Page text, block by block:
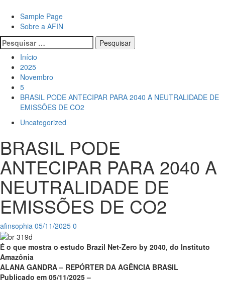
para
conteúdo
Primary
Menu
Sample Page
Sobre a AFIN
Pesquisar
por:
Início
2025
Novembro
5
BRASIL PODE ANTECIPAR PARA 2040 A NEUTRALIDADE DE
EMISSÕES DE CO2
Uncategorized
BRASIL PODE
ANTECIPAR PARA 2040 A
NEUTRALIDADE DE
EMISSÕES DE CO2
afinsophia 05/11/2025 0
É o que mostra o estudo Brazil Net-Zero by 2040, do Instituto
Amazônia
ALANA GANDRA – REPÓRTER DA AGÊNCIA BRASIL
Publicado em 05/11/2025 –